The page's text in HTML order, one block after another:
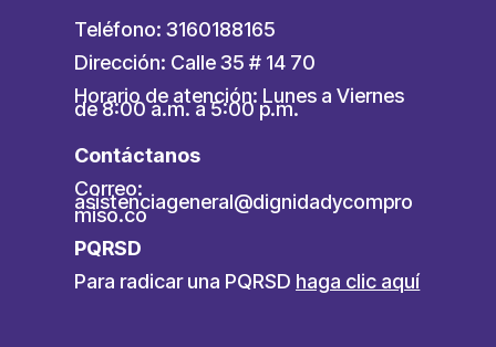
Teléfono: 3160188165
Dirección: Calle 35 # 14 70
Horario de atención: Lunes a Viernes
de 8:00 a.m. a 5:00 p.m.
Contáctanos
Correo:
asistenciageneral@dignidadycompro
miso.co
PQRSD
Para radicar una PQRSD haga clic aquí